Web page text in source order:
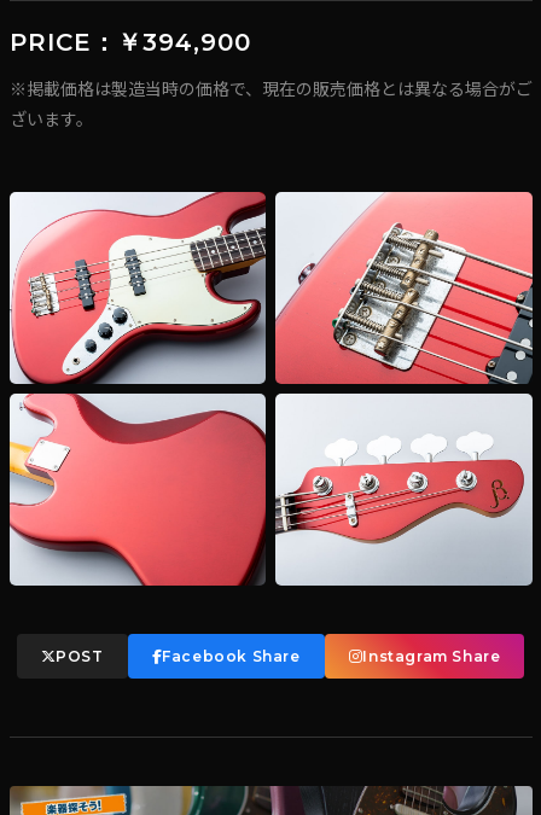
PRICE：￥394,900
※掲載価格は製造当時の価格で、現在の販売価格とは異なる場合がご
ざいます。
POST Facebook Share Instagram Share